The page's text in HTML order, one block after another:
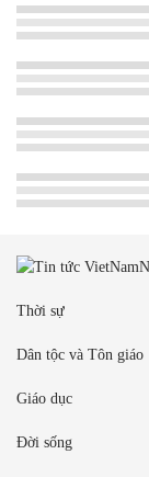
Thời sự
Dân tộc và Tôn giáo
Giáo dục
Đời sống